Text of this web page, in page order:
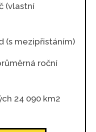
(vlastní
(s mezipřistáním)
roční
24 090 km2